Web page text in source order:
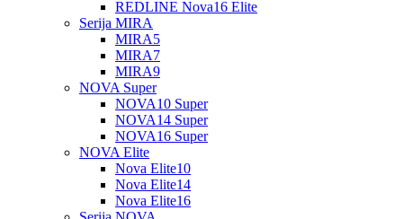
REDLINE Nova16 Elite
Serija MIRA
MIRA5
MIRA7
MIRA9
NOVA Super
NOVA10 Super
NOVA14 Super
NOVA16 Super
NOVA Elite
Nova Elite10
Nova Elite14
Nova Elite16